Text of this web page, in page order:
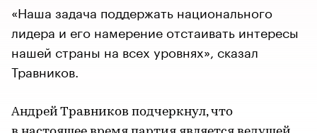
«Наша задача поддержать национального
лидера и его намерение отстаивать интересы
нашей страны на всех уровнях», сказал
Травников.
Андрей Травников подчеркнул, что